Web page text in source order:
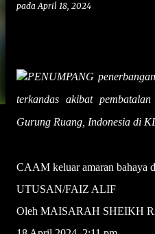
padaApril 18, 2024
PENUMPANG
terkandas akibat
Gurung Ruang, Indonesia di
CAAM keluar amaran bahaya
UTUSAN/FAIZ ALIF
Oleh MAISARAH SHEIKH